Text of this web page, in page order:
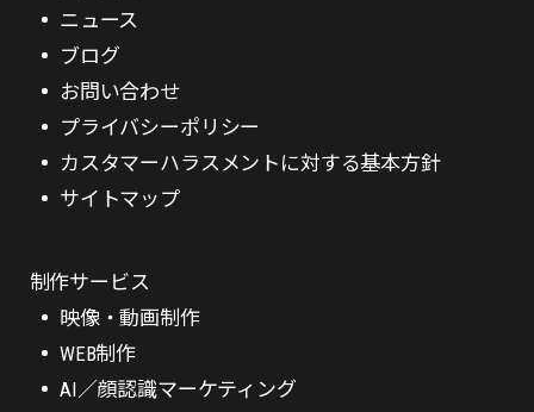
ニュース
ブログ
お問い合わせ
プライバシーポリシー
カスタマーハラスメントに対する基本方針
サイトマップ
制作サービス
映像・動画制作
WEB制作
AI／顔認識マーケティング